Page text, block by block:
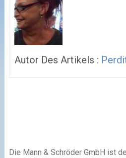
Autor Des Artikels :
Die Mann & Schröder GmbH ist